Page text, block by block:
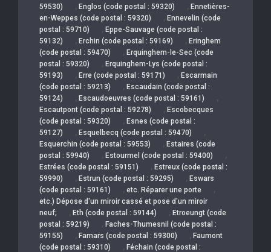
59530)
, Englos (code postal : 59320) , Ennetières-
en-Weppes (code postal : 59320)
, Ennevelin (code
postal : 59710)
, Eppe-Sauvage (code postal :
59132)
, Erchin (code postal : 59169) , Eringhem
(code postal : 59470)
, Erquinghem-le-Sec (code
postal : 59320)
, Erquinghem-Lys (code postal :
59193)
, Erre (code postal : 59171) , Escarmain
(code postal : 59213)
, Escaudain (code postal :
59124)
, Escaudoeuvres (code postal : 59161) ,
Escautpont (code postal : 59278) , Escobecques
(code postal : 59320)
, Esnes (code postal :
59127)
, Esquelbecq (code postal : 59470) ,
Esquerchin (code postal : 59553) , Estaires (code
postal : 59940)
, Estourmel (code postal : 59400) ,
Estrées (code postal : 59151) , Estreux (code postal :
59990)
, Estrun (code postal : 59295) , Eswars
(code postal : 59161)
, etc. Réparer une porte ,
etc.) Dépose d'un miroir cassé et pose d'un miroir
neuf;
, Eth (code postal : 59144) , Etroeungt (code
postal : 59219)
, Faches-Thumesnil (code postal :
59155)
, Famars (code postal : 59300) , Faumont
(code postal : 59310)
, Féchain (code postal :